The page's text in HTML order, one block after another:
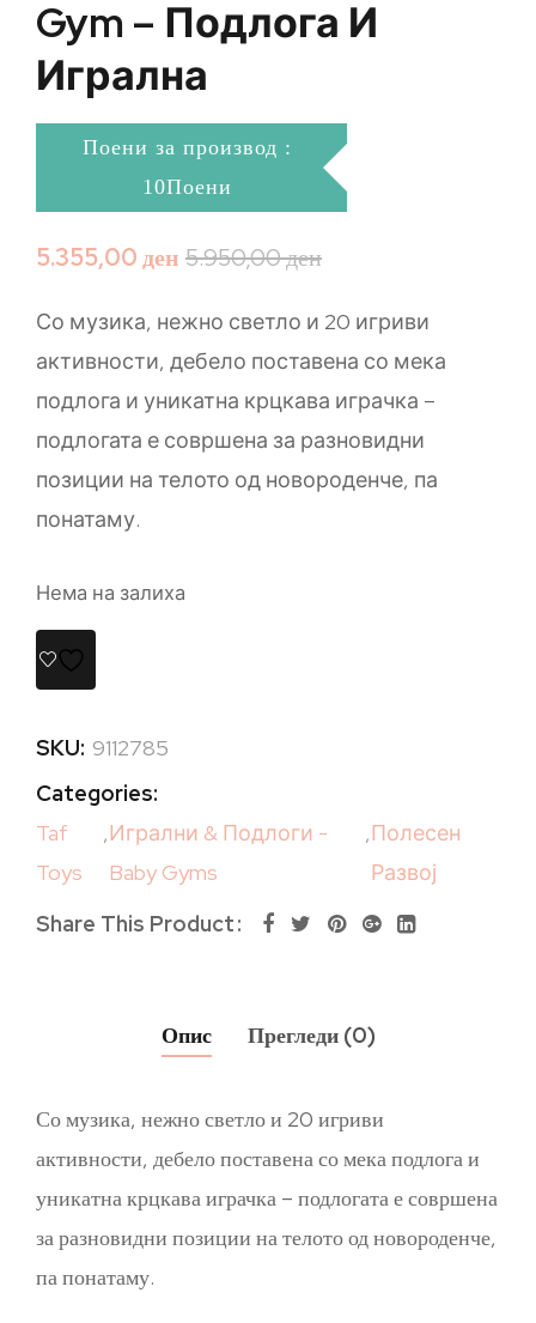
Gym – Подлога И
Игрална
Поени за производ :
10Поени
5.950,00ден
5.355,00ден
Со музика, нежно светло и 20 игриви
активности, дебело поставена со мека
подлога и уникатна крцкава играчка –
подлогата е совршена за разновидни
позиции на телото од новороденче, па
понатаму.
Нема на залиха
SKU: 9112785
Categories:
Taf
Toys
,Игрални & Подлоги -
Baby Gyms
,Полесен
Развој
Share This Product
Опис Прегледи (0)
Со музика, нежно светло и 20 игриви
активности, дебело поставена со мека подлога и
уникатна крцкава играчка – подлогата е совршена
за разновидни позиции на телото од новороденче,
па понатаму.